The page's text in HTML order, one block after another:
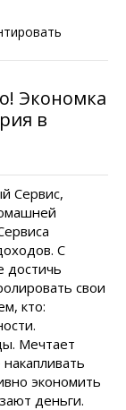
Экономка
в
Сервис,
С
достичь
свои
кто:
Мечтает
экономить
деньги.